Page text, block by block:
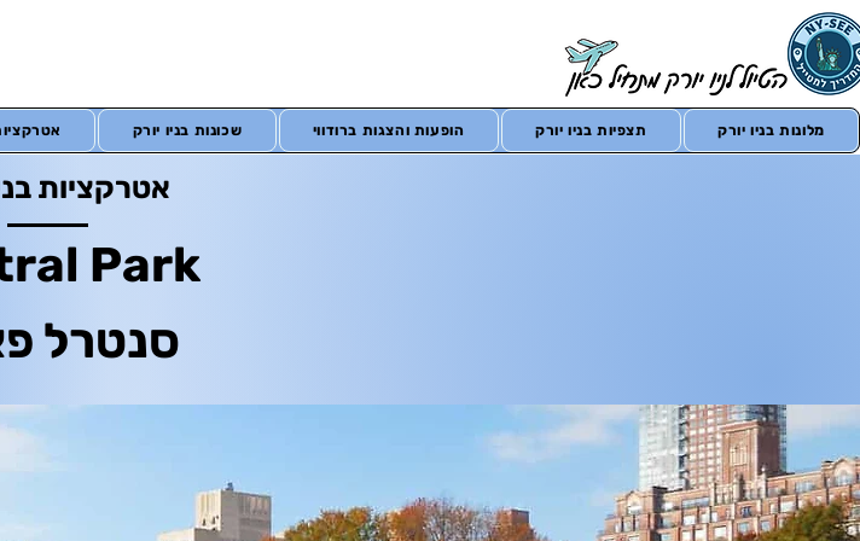
שכונות בניו יורק הופעות והצגות ברודווי תצפיות בניו יורק מלונות בניו יורק
אטרקציות
Park
סנטרל